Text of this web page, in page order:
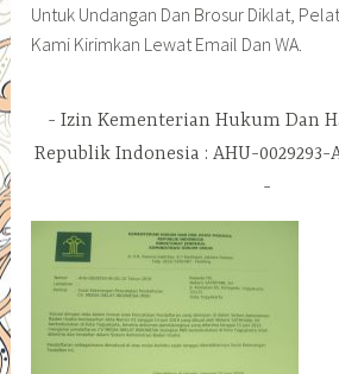
Untuk Undangan Dan Brosur Diklat,
Kami Kirimkan Lewat Email Dan WA.
Izin Kementerian Hukum Dan
Republik Indonesia : AHU-0029293-